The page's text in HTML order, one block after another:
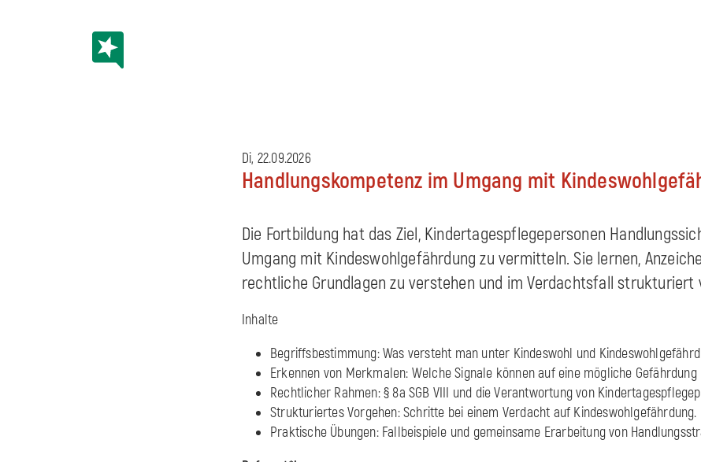
Di, 22.09.2026
Handlungskompetenz im Umgang mit
Die Fortbildung hat das Ziel, Kindertagespflegepersonen
Umgang mit Kindeswohlgefährdung zu vermitteln. Sie lernen,
rechtliche Grundlagen zu verstehen und im Verdachtsfall strukturiert
Inhalte
Begriffsbestimmung: Was versteht man unter Kindeswohl und
Erkennen von Merkmalen: Welche Signale können auf eine mögliche Gefährdung
Rechtlicher Rahmen: § 8a SGB VIII und die Verantwortung von
Strukturiertes Vorgehen: Schritte bei einem Verdacht auf Kindeswohlgefährdung.
Praktische Übungen: Fallbeispiele und gemeinsame Erarbeitung von